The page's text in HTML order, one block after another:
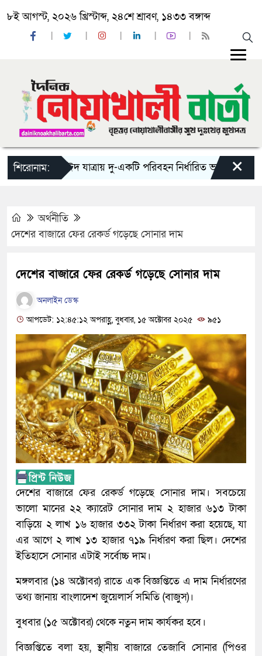
৮ই আগস্ট, ২০২৬ খ্রিস্টাব্দ, ২৪শে শ্রাবণ, ১৪৩৩ বঙ্গাব্দ
শিরোনাম:‘ঈদ যাত্রায় দু-একটি পরিবহন নির্ধারিত ভাড়ার চেয়েও কম
×
অর্থনীতি
দেশের বাজারে ফের রেকর্ড গড়েছে সোনার দাম
দেশের বাজারে ফের রেকর্ড গড়েছে সোনার দাম
অনলাইন ডেস্ক
আপডেট: ১২:৪৫:১২ অপরাহ্ণ, বুধবার, ১৫ অক্টোবর ২০২৫
৯৫১
দেশের বাজারে ফের রেকর্ড গড়েছে সোনার দাম। সবচেয়ে
ভালো মানের ২২ ক্যারেট সোনার দাম ২ হাজার ৬১৩ টাকা
বাড়িয়ে ২ লাখ ১৬ হাজার ৩৩২ টাকা নির্ধারণ করা হয়েছে, যা
এর আগে ২ লাখ ১৩ হাজার ৭১৯ নির্ধারণ করা ছিল। দেশের
ইতিহাসে সোনার এটাই সর্বোচ্চ দাম।
মঙ্গলবার (১৪ অক্টোবর) রাতে এক বিজ্ঞপ্তিতে এ দাম নির্ধারণের
তথ্য জানায় বাংলাদেশ জুয়েলার্স সমিতি (বাজুস)।
বুধবার (১৫ অক্টোবর) থেকে নতুন দাম কার্যকর হবে।
বিজ্ঞপ্তিতে বলা হয়, স্থানীয় বাজারে তেজাবি সোনার (পিওর